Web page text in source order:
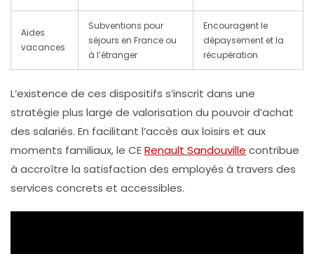
Aides
vacances
Subventions pour
séjours en France ou
à l’étranger
Encouragent le
dépaysement et la
récupération
L’existence de ces dispositifs s’inscrit dans une
stratégie plus large de valorisation du pouvoir d’achat
des salariés. En facilitant l’accès aux loisirs et aux
moments familiaux, le CERenault Sandouville contribue
à accroître la satisfaction des employés à travers des
services concrets et accessibles.